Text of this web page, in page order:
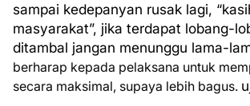
sampai kedepanyan rusak lagi,
masyarakat”, jika terdapat lobang-
ditambal jangan menunggu lama-
berharap kepada pelaksana untuk
secara maksimal, supaya lebih bagus.